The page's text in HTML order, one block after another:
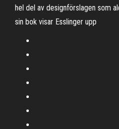
hel del av designförslagen som
sin bok visar Esslinger upp